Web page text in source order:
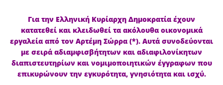
Για την Ελληνική Κυρίαρχη Δημοκρατία έχουν
κατατεθεί και κλειδωθεί τα ακόλουθα οικονομικά
εργαλεία από τον Αρτέμη Σώρρα (*). Αυτά συνοδεύονται
με σειρά αδιαμφισβήτητων και αδιαφιλονίκητων
διαπιστευτηρίων και νομιμοποιητικών έγγραφων που
επικυρώνουν την εγκυρότητα, γνησιότητα και ισχύ.